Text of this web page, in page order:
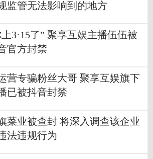
监管无法影响到的地方
上3·15了” 聚享互娱主播伍伍被
官方封禁
营专骗粉丝大哥 聚享互娱旗下
已被抖音封禁
菜业被查封 将深入调查该企业
法违规行为